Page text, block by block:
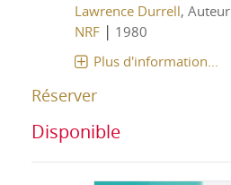
Lawrence Durrell, Auteur
NRF| 1980
Plus d'information...
Réserver
Disponible